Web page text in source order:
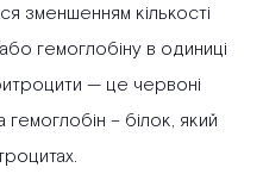
зменшенням кількості
гемоглобіну в одиниці
— це червоні
гемоглобін – білок, який